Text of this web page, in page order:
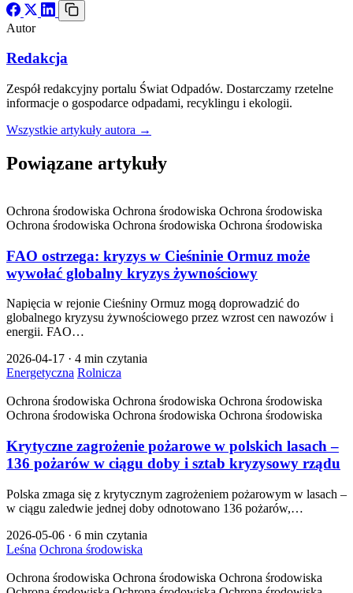
Autor
Redakcja
Zespół redakcyjny portalu Świat Odpadów. Dostarczamy rzetelne
informacje o gospodarce odpadami, recyklingu i ekologii.
Wszystkie artykuły autora →
Powiązane artykuły
Ochrona środowiska Ochrona środowiska Ochrona środowiska
Ochrona środowiska Ochrona środowiska Ochrona środowiska
FAO ostrzega: kryzys w Cieśninie Ormuz może
wywołać globalny kryzys żywnościowy
Napięcia w rejonie Cieśniny Ormuz mogą doprowadzić do
globalnego kryzysu żywnościowego przez wzrost cen nawozów i
energii. FAO…
2026-04-17 · 4 min czytania
Energetyczna Rolnicza
Ochrona środowiska Ochrona środowiska Ochrona środowiska
Ochrona środowiska Ochrona środowiska Ochrona środowiska
Krytyczne zagrożenie pożarowe w polskich lasach –
136 pożarów w ciągu doby i sztab kryzysowy rządu
Polska zmaga się z krytycznym zagrożeniem pożarowym w lasach –
w ciągu zaledwie jednej doby odnotowano 136 pożarów,…
2026-05-06 · 6 min czytania
Leśna Ochrona środowiska
Ochrona środowiska Ochrona środowiska Ochrona środowiska